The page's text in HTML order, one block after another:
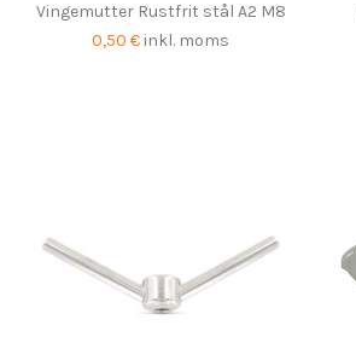
Vingemutter Rustfrit stål A2 M8
0,50 € inkl. moms